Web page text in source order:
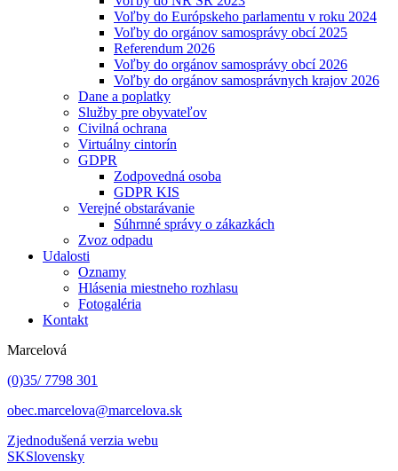
Voľby do Európskeho parlamentu v roku 2024
Voľby do orgánov samosprávy obcí 2025
Referendum 2026
Voľby do orgánov samosprávy obcí 2026
Voľby do orgánov samosprávnych krajov 2026
Dane a poplatky
Služby pre obyvateľov
Civilná ochrana
Virtuálny cintorín
GDPR
Zodpovedná osoba
GDPR KIS
Verejné obstarávanie
Súhrnné správy o zákazkách
Zvoz odpadu
Udalosti
Oznamy
Hlásenia miestneho rozhlasu
Fotogaléria
Kontakt
Marcelová
(0)35/ 7798 301
obec.marcelova@marcelova.sk
Zjednodušená verzia webu
SKSlovensky